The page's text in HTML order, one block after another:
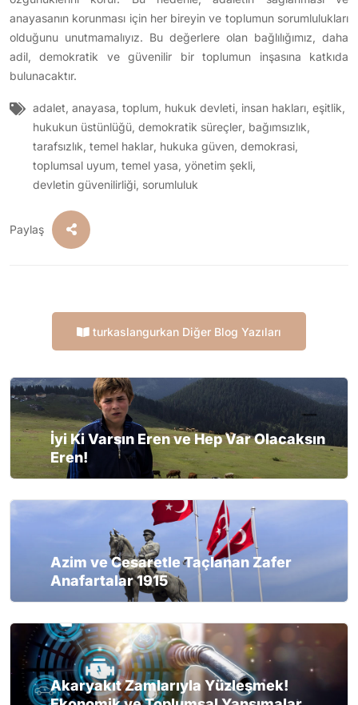
anayasanın korunması için her bireyin ve toplumun sorumlulukları
olduğunu unutmamalıyız. Bu değerlere olan bağlılığımız, daha
adil, demokratik ve güvenilir bir toplumun inşasına katkıda
bulunacaktır.
adalet, anayasa, toplum, hukuk devleti, insan hakları, eşitlik,
hukukun üstünlüğü, demokratik süreçler, bağımsızlık,
tarafsızlık, temel haklar, hukuka güven, demokrasi,
toplumsal uyum, temel yasa, yönetim şekli,
devletin güvenilirliği, sorumluluk
Paylaş
turkaslangurkan Diğer Blog Yazıları
İyi Ki Varsın Eren ve Hep Var Olacaksın
Eren!
Azim ve Cesaretle Taçlanan Zafer
Anafartalar 1915
Akaryakıt Zamlarıyla Yüzleşmek!